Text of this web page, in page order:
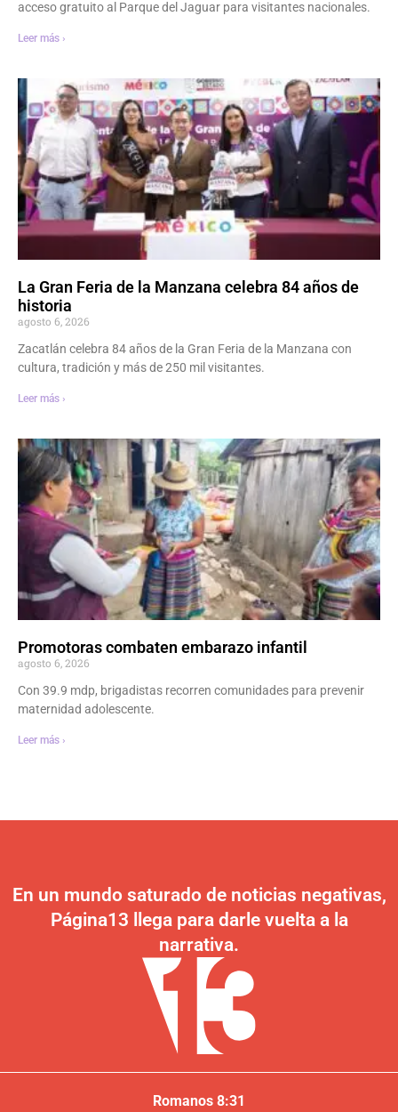
acceso gratuito al Parque del Jaguar para visitantes nacionales.
Leer más ›
La Gran Feria de la Manzana celebra 84 años de
historia
agosto 6, 2026
Zacatlán celebra 84 años de la Gran Feria de la Manzana con
cultura, tradición y más de 250 mil visitantes.
Leer más ›
Promotoras combaten embarazo infantil
agosto 6, 2026
Con 39.9 mdp, brigadistas recorren comunidades para prevenir
maternidad adolescente.
Leer más ›
En un mundo saturado de noticias negativas,
Página13 llega para darle vuelta a la
narrativa.
Romanos 8:31